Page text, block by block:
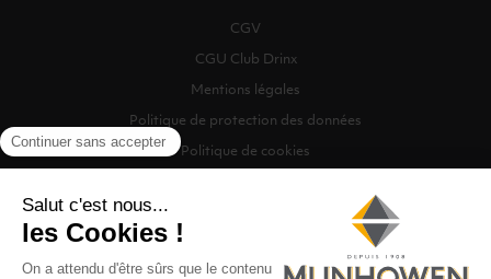
CGV
CGU Club Drinx
Mentions légales
Politique de protection des données
Politique de cookies
©2026 Munhowen Drinx / Tous droits réservés